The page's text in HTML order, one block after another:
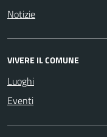
Notizie
VIVERE IL COMUNE
Luoghi
Eventi